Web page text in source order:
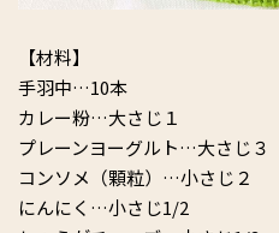
【材料】
手羽中…10本
カレー粉…大さじ１
プレーンヨーグルト…大さじ３
コンソメ（顆粒）…小さじ２
にんにく…小さじ1/2